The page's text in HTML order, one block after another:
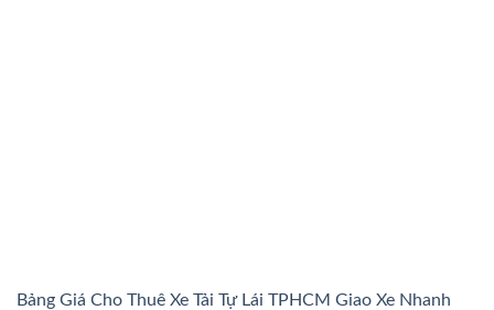
Bảng Giá Cho Thuê Xe Tải Tự Lái TPHCM Giao Xe Nhanh